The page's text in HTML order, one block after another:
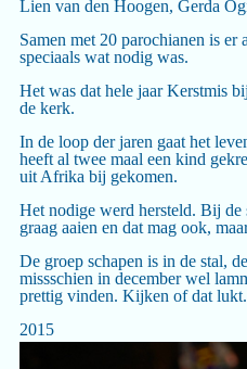
Lien van den Hoogen, Gerda
Samen met 20 parochianen is
speciaals wat nodig was.
Het was dat hele jaar Kerstmis
de kerk.
In de loop der jaren gaat het
heeft al twee maal een kind
uit Afrika bij gekomen.
Het nodige werd hersteld. Bij de
graag aaien en dat mag ook,
De groep schapen is in de stal,
missschien in december wel
prettig vinden. Kijken of dat lukt.
2015